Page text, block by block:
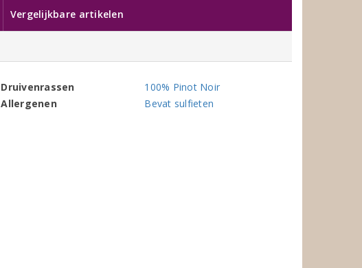
Vergelijkbare artikelen
Druivenrassen
100% Pinot Noir
Allergenen
Bevat sulfieten